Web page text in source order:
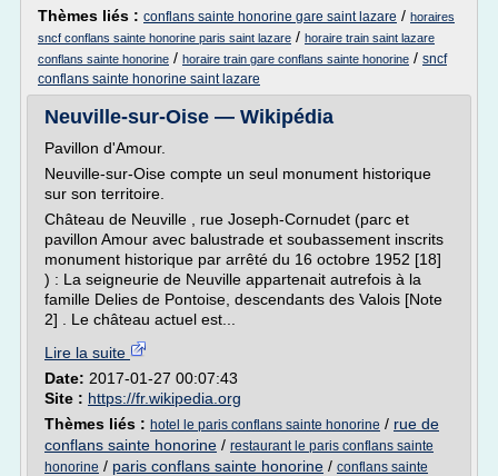
Thèmes liés : conflans sainte honorine gare saint lazare / horaires
sncf conflans sainte honorine paris saint lazare / horaire train saint lazare
conflans sainte honorine / horaire train gare conflans sainte honorine / sncf
conflans sainte honorine saint lazare
Neuville-sur-Oise — Wikipédia
Pavillon d'Amour.
Neuville-sur-Oise compte un seul monument historique
sur son territoire.
Château de Neuville , rue Joseph-Cornudet (parc et
pavillon Amour avec balustrade et soubassement inscrits
monument historique par arrêté du 16 octobre 1952 [18]
) : La seigneurie de Neuville appartenait autrefois à la
famille Delies de Pontoise, descendants des Valois [Note
2] . Le château actuel est...
Lire la suite
Date: 2017-01-27 00:07:43
Site : https://fr.wikipedia.org
Thèmes liés : hotel le paris conflans sainte honorine / rue de
conflans sainte honorine / restaurant le paris conflans sainte
honorine / paris conflans sainte honorine / conflans sainte